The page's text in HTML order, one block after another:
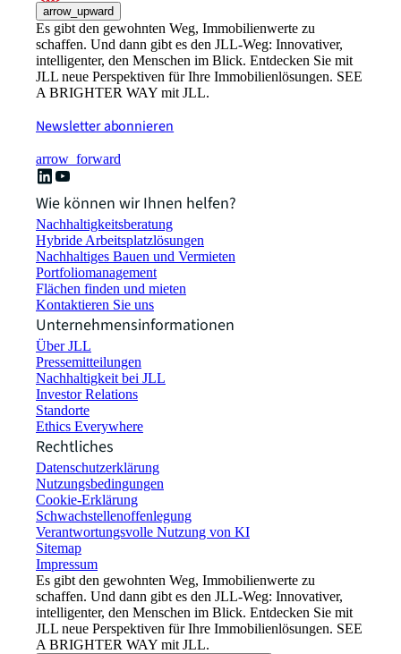
arrow_upward
Es gibt den gewohnten Weg, Immobilienwerte zu
schaffen. Und dann gibt es den JLL-Weg: Innovativer,
intelligenter, den Menschen im Blick. Entdecken Sie mit
JLL neue Perspektiven für Ihre Immobilienlösungen. SEE
A BRIGHTER WAY mit JLL.
Newsletter abonnieren
arrow_forward
Wie können wir Ihnen helfen?
Nachhaltigkeitsberatung
Hybride Arbeitsplatzlösungen
Nachhaltiges Bauen und Vermieten
Portfoliomanagement
Flächen finden und mieten
Kontaktieren Sie uns
Unternehmensinformationen
Über JLL
Pressemitteilungen
Nachhaltigkeit bei JLL
Investor Relations
Standorte
Ethics Everywhere
Rechtliches
Datenschutzerklärung
Nutzungsbedingungen
Cookie-Erklärung
Schwachstellenoffenlegung
Verantwortungsvolle Nutzung von KI
Sitemap
Impressum​
Es gibt den gewohnten Weg, Immobilienwerte zu
schaffen. Und dann gibt es den JLL-Weg: Innovativer,
intelligenter, den Menschen im Blick. Entdecken Sie mit
JLL neue Perspektiven für Ihre Immobilienlösungen. SEE
A BRIGHTER WAY mit JLL.